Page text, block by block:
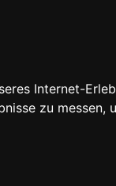
Internet-
zu